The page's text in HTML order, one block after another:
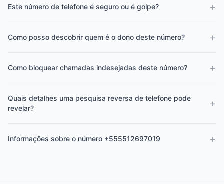
Este número de telefone é seguro ou é golpe? +
Como posso descobrir quem é o dono deste número? +
Como bloquear chamadas indesejadas deste número? +
Quais detalhes uma pesquisa reversa de telefone pode
revelar?
+
Informações sobre o número +555512697019 +